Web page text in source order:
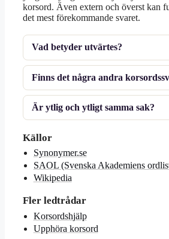
korsord. Även extern och överst kan
det mest förekommande svaret.
Vad betyder utvärtes?
Finns det några andra
Är ytlig och ytligt samma sak?
Källor
Synonymer.se
SAOL (Svenska Akademiens
Wikipedia
Fler ledtrådar
Korsordshjälp
Upphöra korsord